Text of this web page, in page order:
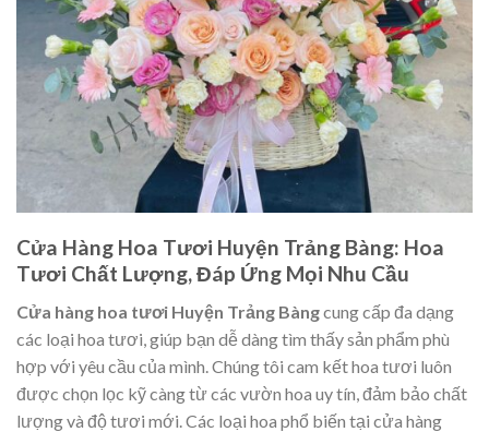
Cửa Hàng Hoa Tươi Huyện Trảng Bàng: Hoa
Tươi Chất Lượng, Đáp Ứng Mọi Nhu Cầu
Cửa hàng hoa tươi Huyện Trảng Bàngcung cấp đa dạng
các loại hoa tươi, giúp bạn dễ dàng tìm thấy sản phẩm phù
hợp với yêu cầu của mình. Chúng tôi cam kết hoa tươi luôn
được chọn lọc kỹ càng từ các vườn hoa uy tín, đảm bảo chất
lượng và độ tươi mới. Các loại hoa phổ biến tại cửa hàng